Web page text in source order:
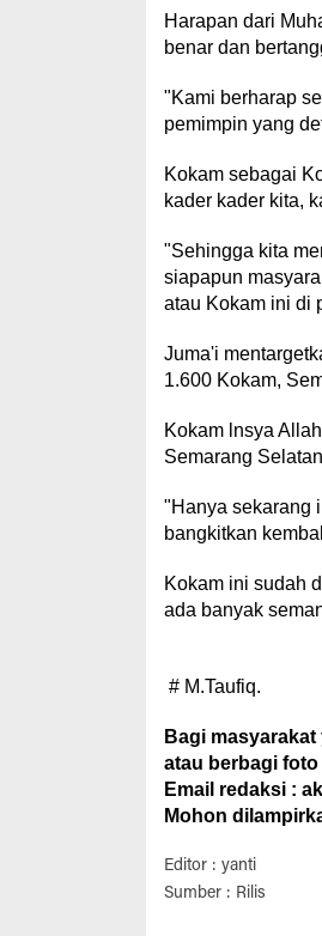
Harapan dari
benar dan
"Kami berharap
pemimpin yang
Kokam sebagai
kader kader kita,
"Sehingga kita
siapapun
atau Kokam ini di
Juma'i
1.600 Kokam,
Kokam lnsya
Semarang
"Hanya sekarang
bangkitkan
Kokam ini sudah
ada banyak
# M.Taufiq.
Bagi
atau berbagi foto
Email redaksi :
Mohon
Editor : yanti
Sumber : Rilis